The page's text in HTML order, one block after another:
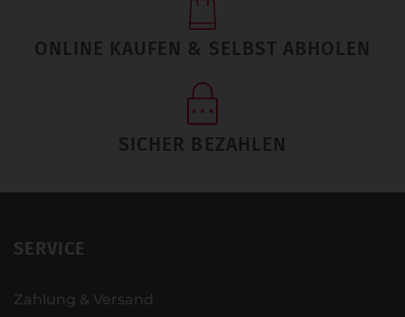
ONLINE KAUFEN & SELBST ABHOLEN
SICHER BEZAHLEN
SERVICE
Zahlung & Versand